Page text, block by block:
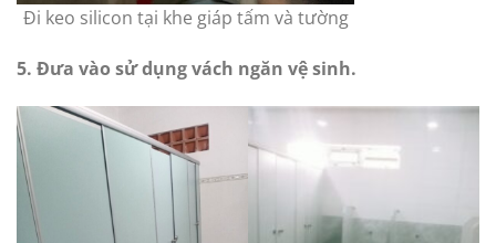
Đi keo silicon tại khe giáp tấm và tường
5. Đưa vào sử dụng vách ngăn vệ sinh.